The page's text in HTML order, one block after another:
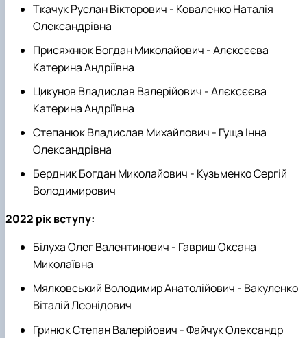
Ткачук Руслан Вікторович - Коваленко Наталія
Олександрівна
Присяжнюк Богдан Миколайович - Алєксєєва
Катерина Андріївна
Цикунов Владислав Валерійович - Алєксєєва
Катерина Андріївна
Степанюк Владислав Михайлович - Гуща Інна
Олександрівна
Бердник Богдан Миколайович - Кузьменко Сергій
Володимирович
2022 рік вступу:
Білуха Олег Валентинович - Гавриш Оксана
Миколаївна
Мялковський Володимир Анатолійович - Вакуленко
Віталій Леонідович
Гринюк Степан Валерійович - Файчук Олександр